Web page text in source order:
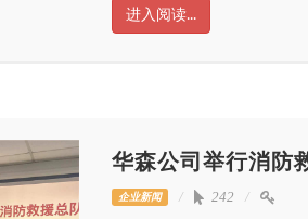
进入阅读...
华森公司举行消防
企业新闻 242